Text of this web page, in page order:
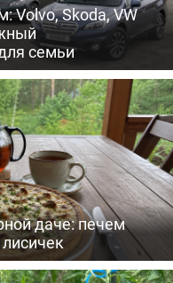
Volvo, Skoda, VW
семьи
даче: печем